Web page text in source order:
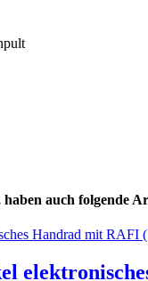
auch folgende